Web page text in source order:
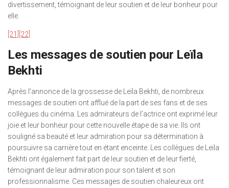
divertissement, témoignant de leur soutien et de leur bonheur pour
elle.
[21] [22]
Les messages de soutien pour Leïla
Bekhti
Après l’annonce de la grossesse de Leïla Bekhti, de nombreux
messages de soutien ont afflué de la part de ses fans et de ses
collègues du cinéma. Les admirateurs de l’actrice ont exprimé leur
joie et leur bonheur pour cette nouvelle étape de sa vie. Ils ont
souligné sa beauté et leur admiration pour sa détermination à
poursuivre sa carrière tout en étant enceinte. Les collègues de Leïla
Bekhti ont également fait part de leur soutien et de leur fierté,
témoignant de leur admiration pour son talent et son
professionnalisme. Ces messages de soutien chaleureux ont